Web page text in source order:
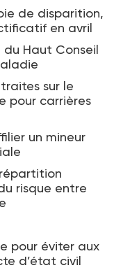
de disparition,
en avril
du Haut Conseil
sur le
pour carrières
un mineur
répartition
risque entre
pour éviter aux
d’état civil